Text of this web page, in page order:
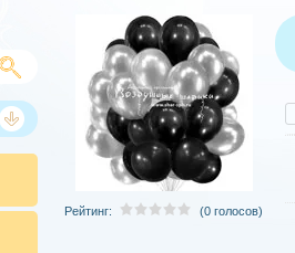
Рейтинг: (0 голосов)